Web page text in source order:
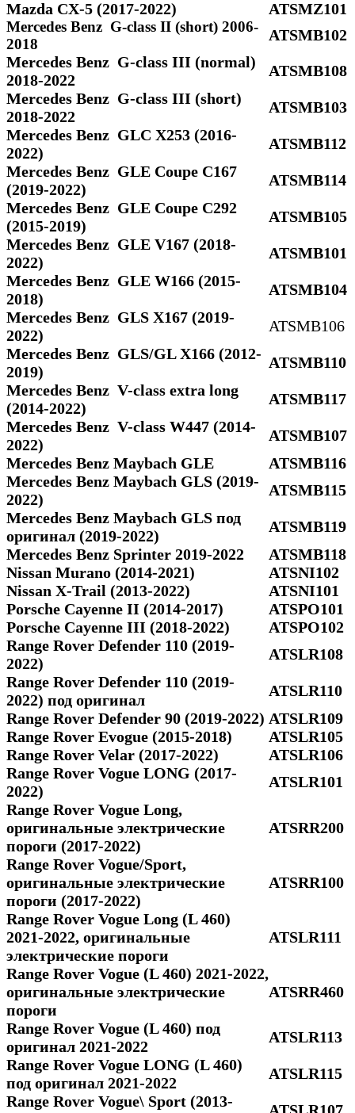
Mazda CX-5 (2017-2022)
ATSMZ101
Mercedes Benz G-class II (short) 2006-
2018
ATSMB102
Mercedes Benz G-class III (normal)
2018-2022
ATSMB108
Mercedes Benz G-class III (short)
2018-2022
ATSMB103
Mercedes Benz GLC X253 (2016-
2022)
ATSMB112
Mercedes Benz GLE Coupe C167
(2019-2022)
ATSMB114
Mercedes Benz GLE Coupe C292
(2015-2019)
ATSMB105
Mercedes Benz GLE V167 (2018-
2022)
ATSMB101
Mercedes Benz GLE W166 (2015-
2018)
ATSMB104
Mercedes Benz GLS Х167 (2019-
2022)
ATSMB106
Mercedes Benz GLS/GL X166 (2012-
2019)
ATSMB110
Mercedes Benz V-class extra long
(2014-2022)
ATSMB117
Mercedes Benz V-class W447 (2014-
2022)
ATSMB107
Mercedes Benz Maybach GLE
ATSMB116
Mercedes Benz Maybach GLS (2019-
2022)
ATSMB115
Mercedes Benz Maybach GLS под
оригинал (2019-2022)
ATSMB119
Mercedes Benz Sprinter 2019-2022
ATSMB118
Nissan Murano (2014-2021)
ATSNI102
Nissan X-Trail (2013-2022)
ATSNI101
Porsche Cayenne II (2014-2017)
ATSPO101
Porsche Cayenne III (2018-2022)
ATSPO102
Range Rover Defender 110 (2019-
2022)
ATSLR108
Range Rover Defender 110 (2019-
2022) под оригинал
ATSLR110
Range Rover Defender 90 (2019-2022) ATSLR109
Range Rover Evogue (2015-2018)
ATSLR105
Range Rover Velar (2017-2022)
ATSLR106
Range Rover Vogue LONG (2017-
2022)
ATSLR101
Range Rover Vogue Long,
оригинальные электрические
пороги (2017-2022)
ATSRR200
Range Rover Vogue/Sport,
оригинальные электрические
пороги (2017-2022)
ATSRR100
Range Rover Vogue Long (L 460)
2021-2022, оригинальные
электрические пороги
ATSLR111
Range Rover Vogue (L 460) 2021-2022,
оригинальные электрические
пороги
ATSRR460
Range Rover Vogue (L 460) под
оригинал 2021-2022
ATSLR113
Range Rover Vogue LONG (L 460)
под оригинал 2021-2022
ATSLR115
Range Rover Vogue\ Sport (2013-